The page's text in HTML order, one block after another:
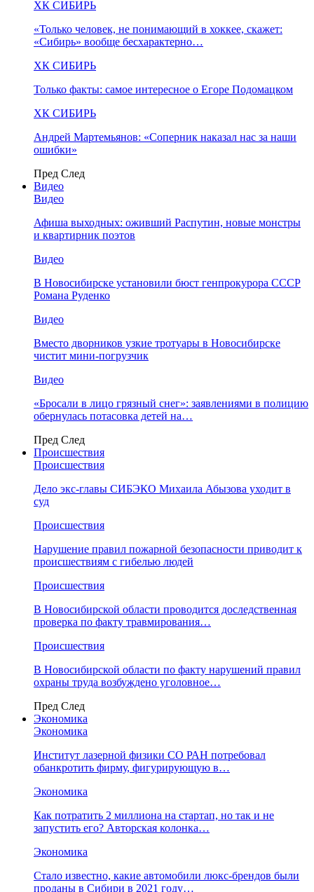
ХК СИБИРЬ
«Только человек, не понимающий в хоккее, скажет:
«Сибирь» вообще бесхарактерно…
ХК СИБИРЬ
Только факты: самое интересное о Егоре Подомацком
ХК СИБИРЬ
Андрей Мартемьянов: «Соперник наказал нас за наши
ошибки»
Пред След
Видео
Видео
Афиша выходных: оживший Распутин, новые монстры
и квартирник поэтов
Видео
В Новосибирске установили бюст генпрокурора СССР
Романа Руденко
Видео
Вместо дворников узкие тротуары в Новосибирске
чистит мини-погрузчик
Видео
«Бросали в лицо грязный снег»: заявлениями в полицию
обернулась потасовка детей на…
Пред След
Происшествия
Происшествия
Дело экс-главы СИБЭКО Михаила Абызова уходит в
суд
Происшествия
Нарушение правил пожарной безопасности приводит к
происшествиям с гибелью людей
Происшествия
В Новосибирской области проводится доследственная
проверка по факту травмирования…
Происшествия
В Новосибирской области по факту нарушений правил
охраны труда возбуждено уголовное…
Пред След
Экономика
Экономика
Институт лазерной физики СО РАН потребовал
обанкротить фирму, фигурирующую в…
Экономика
Как потратить 2 миллиона на стартап, но так и не
запустить его? Авторская колонка…
Экономика
Стало известно, какие автомобили люкс-брендов были
проданы в Сибири в 2021 году…